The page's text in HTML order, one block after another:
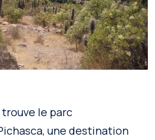
trouve le parc
une destination